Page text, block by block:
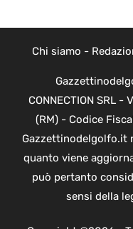
Chi siamo -
CONNECTION SRL
(RM) - Codice
Gazzettinodelgolfo.it
quanto viene
può pertanto
sensi della